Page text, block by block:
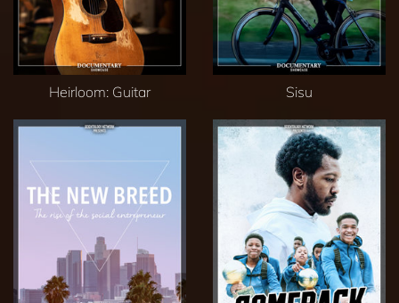
Heirloom: Guitar Sisu